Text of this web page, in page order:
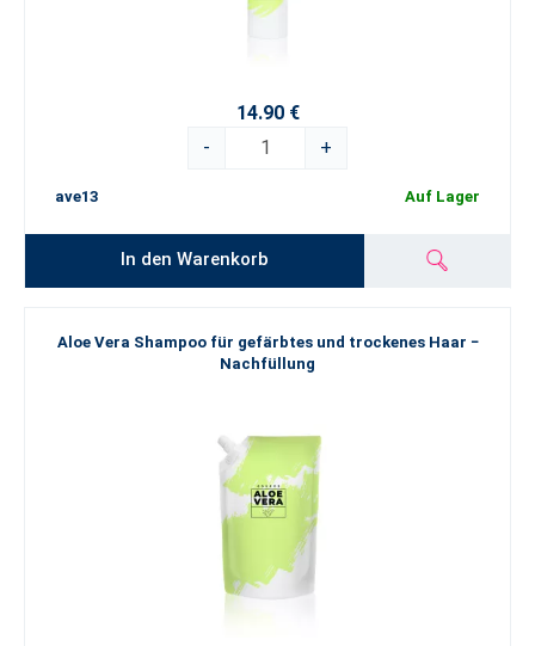
14.90 €
-
+
ave13 Auf Lager
In den Warenkorb
Aloe Vera Shampoo für gefärbtes und trockenes Haar −
Nachfüllung